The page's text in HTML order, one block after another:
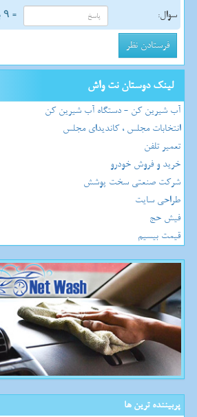
سوال: = ۹ بعلاوه ۱
لینک دوستان نت واش
آب شیرین کن - دستگاه آب شیرین کن
انتخابات مجلس ، کاندیدای مجلس
تعمیر تلفن
خرید و فروش خودرو
شرکت صنعتی سخت پوشش
طراحی سایت
فیش حج
قیمت بیسیم
پربیننده ترین ها